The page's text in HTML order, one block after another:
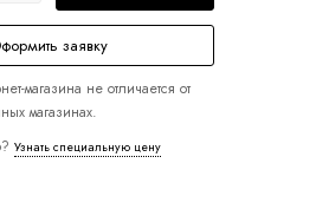
заявку
магазина не отличается от
магазинах.
Узнать специальную цену